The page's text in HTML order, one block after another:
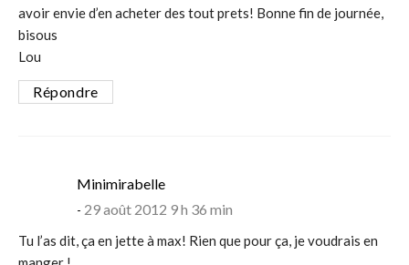
avoir envie d’en acheter des tout prets! Bonne fin de journée,
bisous
Lou
Répondre
Minimirabellesays:
29 août 2012 9 h 36 min
Tu l’as dit, ça en jette à max! Rien que pour ça, je voudrais en